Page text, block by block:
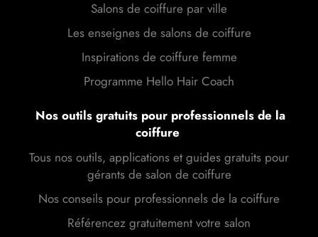
Salons de coiffure par ville
Les enseignes de salons de coiffure
Inspirations de coiffure femme
Programme Hello Hair Coach
Nos outils gratuits pour professionnels de la
coiffure
Tous nos outils, applications et guides gratuits pour
gérants de salon de coiffure
Nos conseils pour professionnels de la coiffure
Référencez gratuitement votre salon